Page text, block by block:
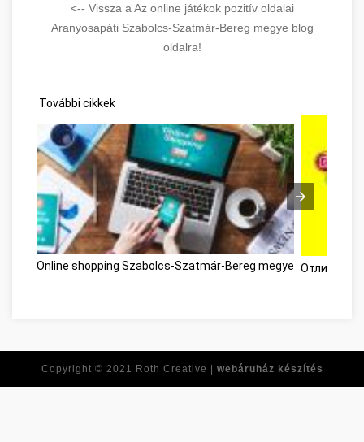
<-- Vissza a Az online játékok pozitív oldalai
Aranyosapáti Szabolcs-Szatmár-Bereg megye blog
oldalra!
További cikkek
Online shopping Szabolcs-Szatmár-Bereg megye Отличный
Copyright © 2021 Roth Creative | webáruház készítés